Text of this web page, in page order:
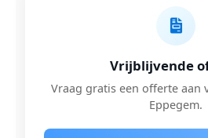
Vrijblijvende
Vraag gratis een offerte aan
Eppegem.